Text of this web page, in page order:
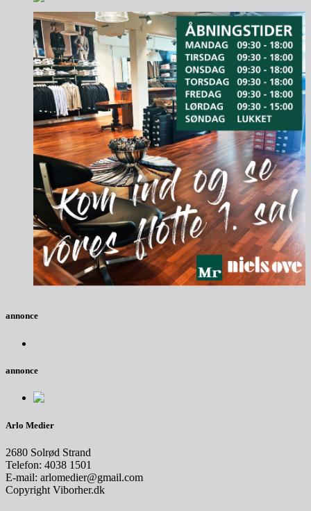
annonce
annonce
Arlo Medier
2680 Solrød Strand
Telefon: 4038 1501
E-mail: arlomedier@gmail.com
Copyright Viborher.dk